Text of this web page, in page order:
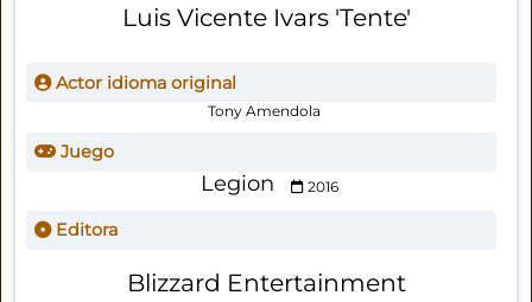
Luis Vicente Ivars 'Tente'
Actor idioma original
Tony Amendola
Juego
Legion 2016
Editora
Blizzard Entertainment